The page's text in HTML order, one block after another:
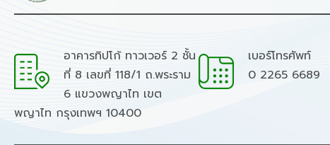
อาคารทิปโก้ ทาวเวอร์ 2 ชั้น
ที่ 8 เลขที่ 118/1 ถ.พระราม
6 แขวงพญาไท เขต
พญาไท กรุงเทพฯ 10400
เบอร์โทรศัพท์
0 2265 6689